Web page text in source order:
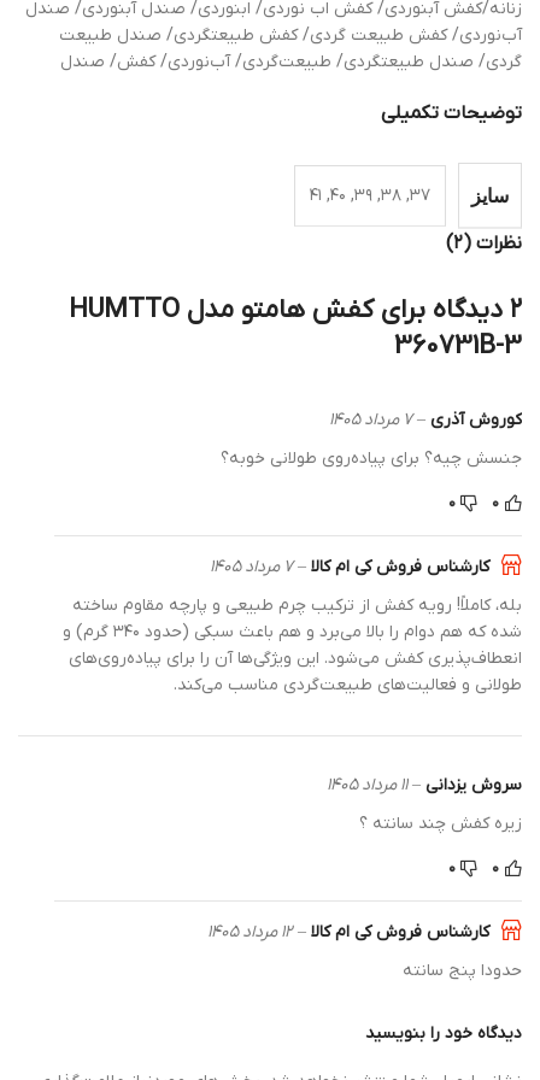
کفش آبنوردی/ کفش اب نوردی/ ابنوردی/ صندل آبنوردی/ صندل
کفش طبیعت گردی/ کفش طبیعتگردی/ صندل طبیعت
صندل طبیعتگردی/ طبیعت‌گردی/ آب‌نوردی/ کفش/ صندل
تکمیلی
(۲)
کفش هامتو مدل HUMTTO
آذری– ۷ مرداد ۱۴۰۵
چیه؟ برای پیاده‌روی طولانی خوبه؟
کارشناس فروش کی ام کالا– ۷ مرداد ۱۴۰۵
کاملاً! رویه کفش از ترکیب چرم طبیعی و پارچه مقاوم ساخته
شده که هم دوام را بالا می‌برد و هم باعث سبکی (حدود ۳۴۰ گرم) و
کفش می‌شود. این ویژگی‌ها آن را برای پیاده‌روی‌های
و فعالیت‌های طبیعت‌گردی مناسب می‌کند.
یزدانی– ۱۱ مرداد ۱۴۰۵
کفش چند سانته ؟
کارشناس فروش کی ام کالا– ۱۲ مرداد ۱۴۰۵
پنج سانته
خود را بنویسید